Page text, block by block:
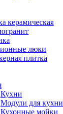
керамическая
люки
плитка
Кухни
Модули для кухни
Кухонные мойки